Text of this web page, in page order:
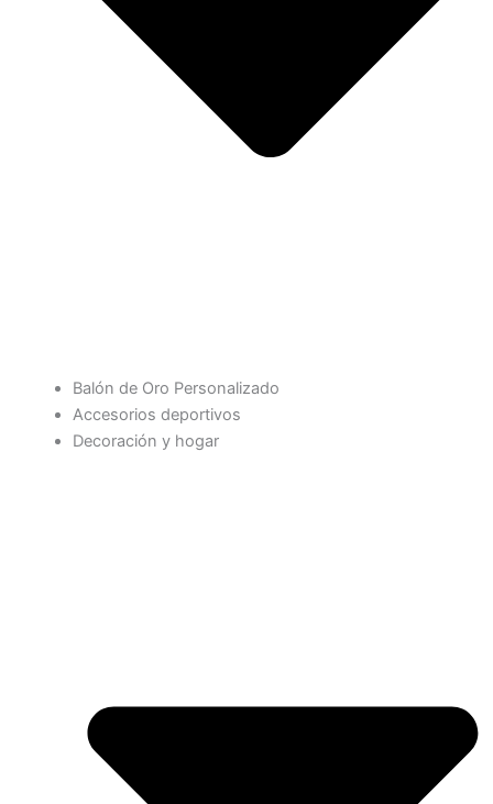
Balón de Oro Personalizado
Accesorios deportivos
Decoración y hogar